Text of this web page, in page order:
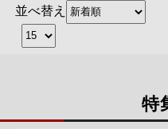
並べ替え
特